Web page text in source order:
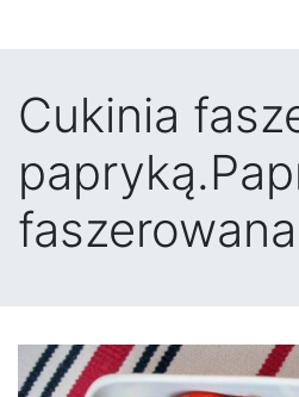
Cukinia